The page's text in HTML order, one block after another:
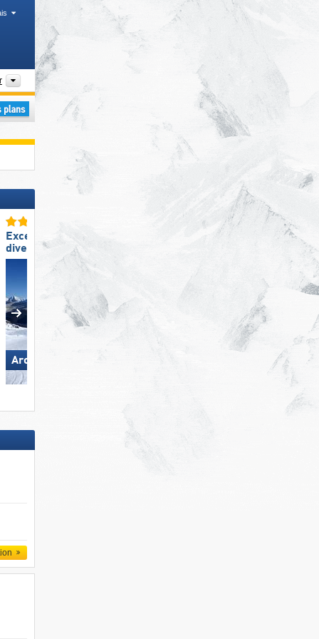
Vallées, Chaînes de montagnes
Excellente
diversité des pistes
Arosa Lenzerheide
Excellent snowpark
Madonna di Campiglio/​Pinzolo/​